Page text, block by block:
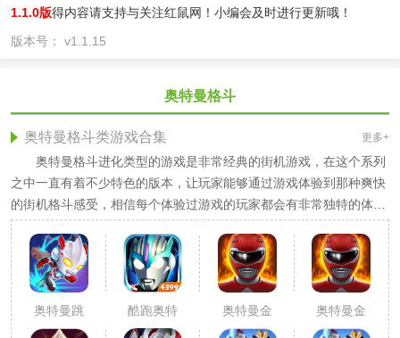
1.1.0版得内容请支持与关注红鼠网！小编会及时进行更新哦！
版本号： v1.1.15
奥特曼格斗
奥特曼格斗类游戏合集 更多+
奥特曼格斗进化类型的游戏是非常经典的街机游戏，在这个系列
之中一直有着不少特色的版本，让玩家能够通过游戏体验到那种爽快
的街机格斗感受，相信每个体验过游戏的玩家都会有非常独特的体
验。
奥特曼跳
一跳怪兽
酷跑奥特
曼2内购
奥特曼金
刚战士
奥特曼金
刚战士游